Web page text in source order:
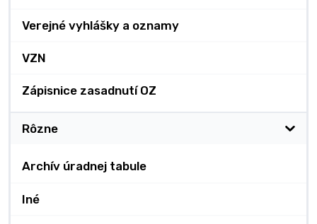
Verejné vyhlášky a oznamy
VZN
Zápisnice zasadnutí OZ
Rôzne
Archív úradnej tabule
Iné